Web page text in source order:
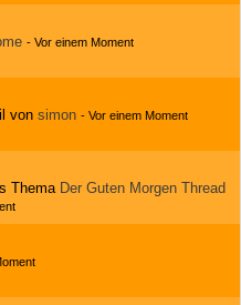
- Vor einem Moment
von simon - Vor einem Moment
Thema Der Guten Morgen Thread